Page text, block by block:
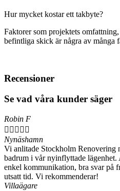
Hur mycket kostar ett takbyte?
Faktorer som projektets
befintliga skick är några av många
Recensioner
Se vad våra kunder säger
Robin F
    
Nynäshamn
Vi anlitade Stockholm Renovering
badrum i vår nyinflyttade lägenhet.
enkel kommunikation, bra svar på
utsatt tid. Vi rekommenderar!
Villaägare